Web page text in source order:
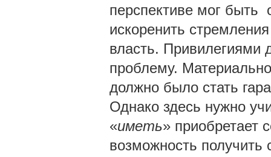
перспективе мог
искоренить
власть. Привилегиями
проблему.
должно было стать
Однако здесь нужно
«иметь» приобретает
возможность получить